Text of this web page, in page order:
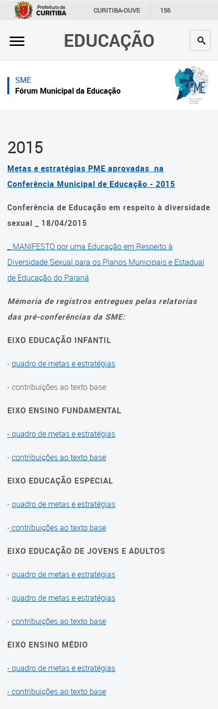
CURITIBA-OUVE 156
INFORMAÇÃO SECRETARIAS
EDUCAÇÃO
×
Inicial
Secretaria
Profissionais da educação
Contato
Links
úteis
Portal da Prefeitura de Curitiba
Cadastramento Escolar
Cadastro Online
Portal ICS Instituto Curitiba de
Saúde
Portal Aprendere
Portal do Servidor
×
Inicial
Inicial
Secretaria
Crianças e estudantes
Comunidade
Fórum Municipal da Educação
Composição
Reuniões
Cronograma
Reuniões Extraordinárias
Atas
2023
2022
2021
Anos anteriores
Legislação
Portarias
Regimento Interno
do PME
Equipe técnica
Relatórios
Plano Municipal de
SME
Fórum Municipal da Educação
2015
Metas e estratégias PME aprovadas na
Conferência Municipal de Educação - 2015
Conferência de Educação em respeito à diversidade
sexual _ 18/04/2015
_ MANIFESTO por uma Educação em Respeito à
Diversidade Sexual para os Planos Municipais e Estadual
de Educação do Paraná
Mémoria de registros entregues pelas relatorias
das pré-conferências da SME:
EIXO EDUCAÇÃO INFANTIL
- quadro de metas e estratégias
- contribuições ao texto base
EIXO ENSINO FUNDAMENTAL
- quadro de metas e estratégias
- contribuições ao texto base
EIXO EDUCAÇÃO ESPECIAL
- quadro de metas e estratégias
- contribuições ao texto base
EIXO EDUCAÇÃO DE JOVENS E ADULTOS
- quadro de metas e estratégias
- quadro de metas e estratégias
- contribuições ao texto base
EIXO ENSINO MÉDIO
- quadro de metas e estratégias
- contribuições ao texto base